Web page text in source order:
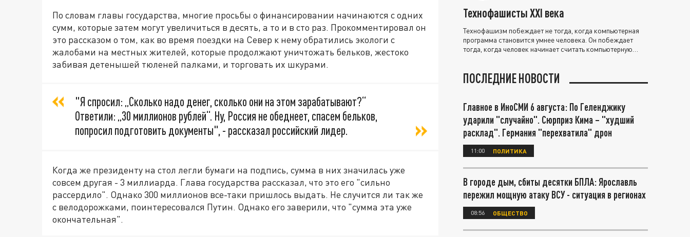
По словам главы государства, многие просьбы о финансировании начинаются с одних
сумм, которые затем могут увеличиться в десять, а то и в сто раз. Прокомментировал он
это рассказом о том, как во время поездки на Север к нему обратились экологи с
жалобами на местных жителей, которые продолжают уничтожать бельков, жестоко
забивая детенышей тюленей палками, и торговать их шкурами.
"Я спросил: „Сколько надо денег, сколько они на этом зарабатывают?“
Ответили: „30 миллионов рублей“. Ну, Россия не обеднеет, спасем бельков,
попросил подготовить документы", - рассказал российский лидер.
Когда же президенту на стол легли бумаги на подпись, сумма в них значилась уже
совсем другая - 3 миллиарда. Глава государства рассказал, что это его "сильно
рассердило". Однако 300 миллионов все-таки пришлось выдать. Не случится ли так же
с велодорожками, поинтересовался Путин. Однако его заверили, что "сумма эта уже
окончательная".
Технофашисты XXI века
Технофашизм побеждает не тогда, когда компьютерная
программа становится умнее человека. Он побеждает
тогда, когда человек начинает считать компьютерную
ПОСЛЕДНИЕ НОВОСТИ
Главное в ИноСМИ 6 августа: По Геленджику
ударили "случайно". Сюрприз Кима – "худший
расклад". Германия "перехватила" дрон
11:00 ПОЛИТИКА
В городе дым, сбиты десятки БПЛА: Ярославль
пережил мощную атаку ВСУ - ситуация в регионах
08:56 ОБЩЕСТВО